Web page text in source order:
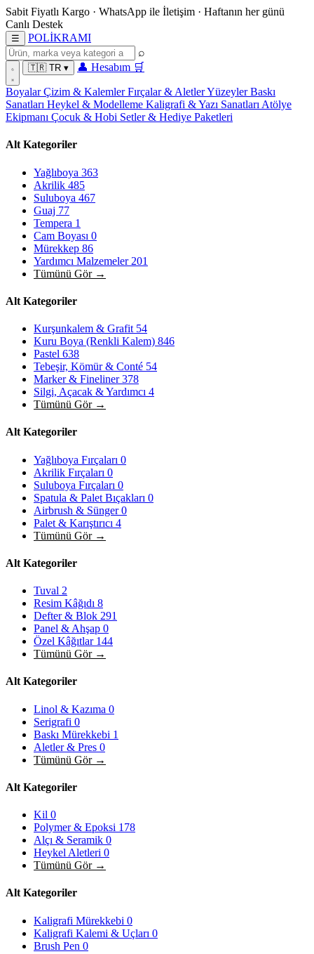
Sabit Fiyatlı Kargo · WhatsApp ile İletişim · Haftanın her günü
Canlı Destek
☰ POLİKRAMI
⌕
🇹🇷 TR ▾ 👤 Hesabım 🛒
BoyalarÇizim & KalemlerFırçalar & AletlerYüzeylerBaskı
Sanatları Heykel & Modelleme Kaligrafi & Yazı Sanatları Atölye
Ekipmanı Çocuk & Hobi Setler & Hediye Paketleri
Alt Kategoriler
Yağlıboya 363
Akrilik 485
Suluboya 467
Guaj 77
Tempera 1
Cam Boyası 0
Mürekkep 86
Yardımcı Malzemeler 201
Tümünü Gör →
Alt Kategoriler
Kurşunkalem & Grafit 54
Kuru Boya (Renkli Kalem) 846
Pastel 638
Tebeşir, Kömür & Conté 54
Marker & Fineliner378
Silgi, Açacak & Yardımcı 4
Tümünü Gör →
Alt Kategoriler
Yağlıboya Fırçaları 0
Akrilik Fırçaları 0
Suluboya Fırçaları 0
Spatula & Palet Bıçakları 0
Airbrush & Sünger0
Palet & Karıştırıcı 4
Tümünü Gör →
Alt Kategoriler
Tuval 2
Resim Kâğıdı 8
Defter & Blok 291
Panel & Ahşap 0
Özel Kâğıtlar 144
Tümünü Gör →
Alt Kategoriler
Linol & Kazıma 0
Serigrafi 0
Baskı Mürekkebi 1
Aletler & Pres 0
Tümünü Gör →
Alt Kategoriler
Kil 0
Polymer & Epoksi 178
Alçı & Seramik 0
Heykel Aletleri 0
Tümünü Gör →
Alt Kategoriler
Kaligrafi Mürekkebi 0
Kaligrafi Kalemi & Uçları 0
Brush Pen 0